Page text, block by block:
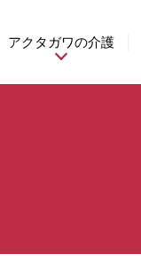
アクタガワの介護